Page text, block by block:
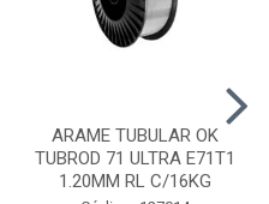
ARAME TUBULAR OK
TUBROD 71 ULTRA E71T1
1.20MM RL C/16KG